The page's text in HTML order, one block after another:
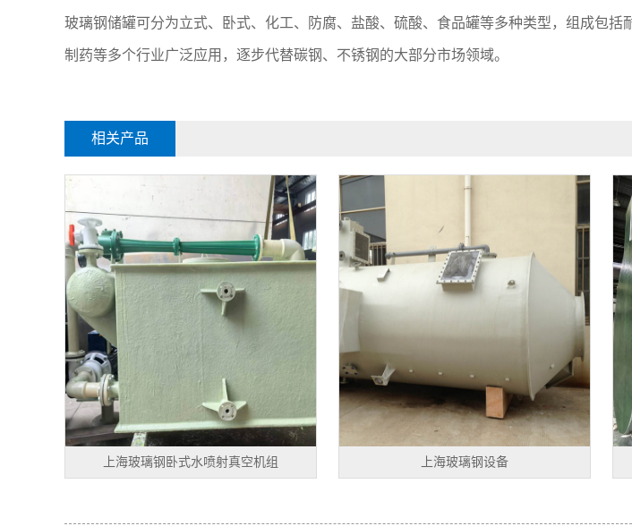
玻璃钢储罐可分为立式、卧式、化工、防腐、盐酸、硫酸、食品罐等多种类型，组成包
制药等多个行业广泛应用，逐步代替碳钢、不锈钢的大部分市场领域。
相关产品
上海玻璃钢卧式水喷射真空机组 上海玻璃钢设备